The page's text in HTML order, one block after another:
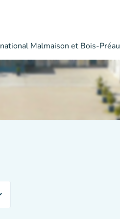
Malmaison et Bois-Préau